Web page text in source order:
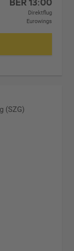
Direktflug
Eurowings
(SZG)